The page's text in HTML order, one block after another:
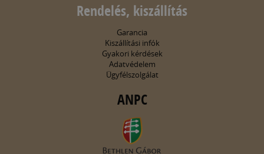
Rendelés, kiszállítás
Garancia
Kiszállítási infók
Gyakori kérdések
Adatvédelem
Ügyfélszolgálat
ANPC